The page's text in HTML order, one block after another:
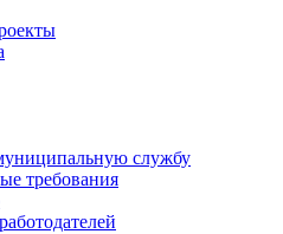
службу
требования